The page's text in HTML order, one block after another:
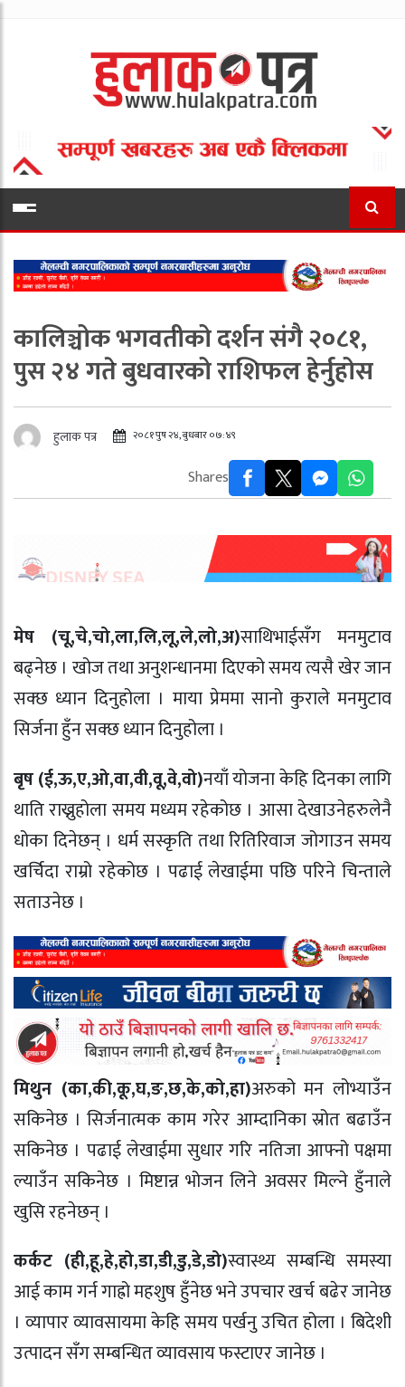
कालिञ्चोक भगवतीको दर्शन संगै २०८१,
पुस २४ गते बुधवारको राशिफल हेर्नुहोस
हुलाक पत्र २०८१ पुष २४, बुधबार ०७:४९
Shares
मेष (चू,चे,चो,ला,लि,लू,ले,लो,अ)साथिभाईसँग मनमुटाव
बढ्नेछ । खोज तथा अनुशन्धानमा दिएको समय त्यसै खेर जान
सक्छ ध्यान दिनुहोला । माया प्रेममा सानो कुराले मनमुटाव
सिर्जना हुँन सक्छ ध्यान दिनुहोला ।
बृष (ई,ऊ,ए,ओ,वा,वी,वू,वे,वो)नयाँ योजना केहि दिनका लागि
थाति राख्नुहोला समय मध्यम रहेकोछ । आसा देखाउनेहरुलेनै
धोका दिनेछन् । धर्म सस्कृति तथा रितिरिवाज जोगाउन समय
खर्चिदा राम्रो रहेकोछ । पढाई लेखाईमा पछि परिने चिन्ताले
सताउनेछ ।
मिथुन (का,की,कू,घ,ङ,छ,के,को,हा)अरुको मन लोभ्याउँन
सकिनेछ । सिर्जनात्मक काम गरेर आम्दानिका स्रोत बढाउँन
सकिनेछ । पढाई लेखाईमा सुधार गरि नतिजा आफ्नो पक्षमा
ल्याउँन सकिनेछ । मिष्टान्न भोजन लिने अवसर मिल्ने हुँनाले
खुसि रहनेछन् ।
कर्कट (ही,हू,हे,हो,डा,डी,डु,डे,डो)स्वास्थ्य सम्बन्धि समस्या
आई काम गर्न गाह्रो महशुष हुँनेछ भने उपचार खर्च बढेर जानेछ
। व्यापार व्यावसायमा केहि समय पर्खनु उचित होला । बिदेशी
उत्पादन सँग सम्बन्धित व्यावसाय फस्टाएर जानेछ ।